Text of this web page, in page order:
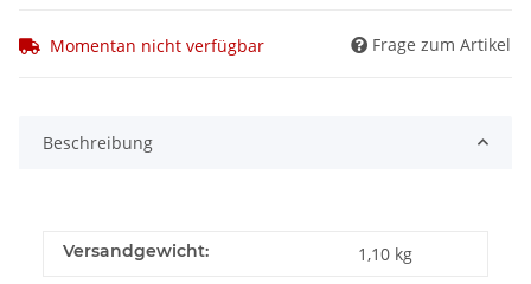
Momentan nicht verfügbar Frage zum Artikel
Beschreibung
Versandgewicht: 1,10 kg